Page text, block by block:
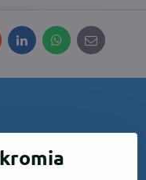
LinkedInWhatsApp
E-
mail